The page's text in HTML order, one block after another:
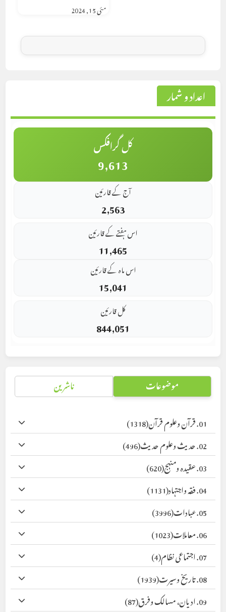
مئی 15, 2024
اعداد و شمار
کل گرافکس
9,613
آج کے قارئین
2,563
اس ہفتے کے قارئین
11,465
اس ماہ کے قارئین
15,041
کل قارئین
844,051
موضوعات ناشرین
01. قرآن وعلوم قرآن
(1318)
02. حدیث وعلوم حدیث
(496)
03. عقیدہ ومنہج
(620)
04. فقہ واجتہاد
(1131)
05. عبادات
(3996)
06. معاملات
(1023)
07. اجتماعی نظام
(4)
08. تاریخ وسیرت
(1939)
09. ادیان، مسالک وفرق
(87)